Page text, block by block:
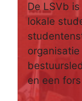
De LSVb
lokale
en een